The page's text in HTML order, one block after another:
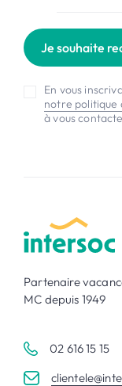
Je souhaite
En vous
notre politique
à vous
Partenaire
MC depuis 1949
02 616 15 15